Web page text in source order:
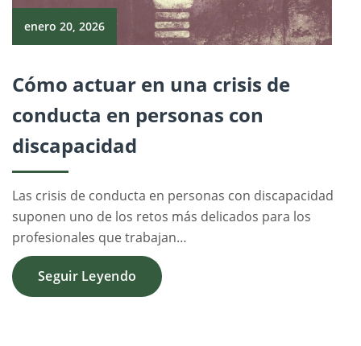
enero 20, 2026
Cómo actuar en una crisis de
conducta en personas con
discapacidad
Las crisis de conducta en personas con discapacidad
suponen uno de los retos más delicados para los
profesionales que trabajan…
Seguir Leyendo